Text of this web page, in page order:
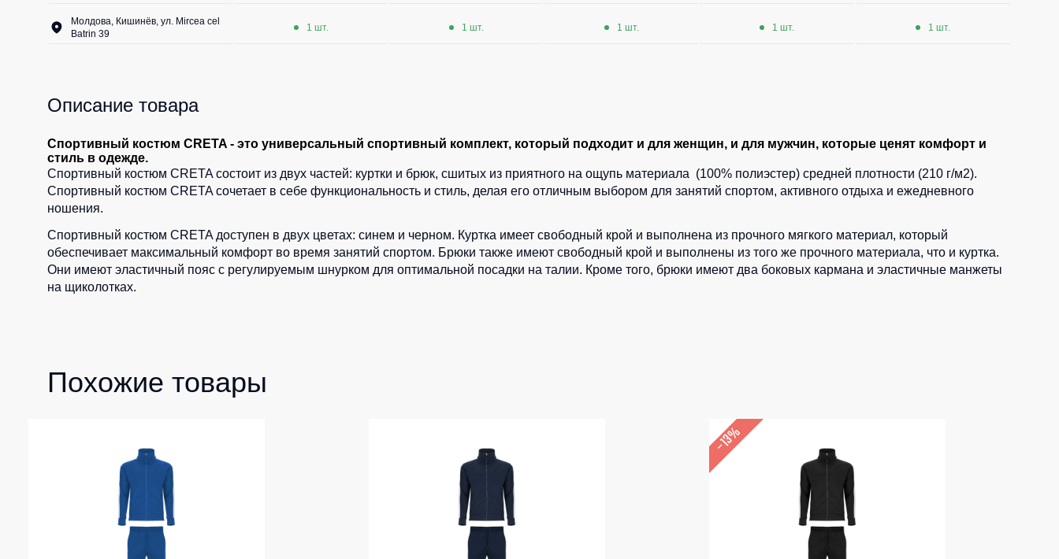
Молдова, Кишинёв, ул. Mircea cel
Batrin 39
1 шт. 1 шт. 1 шт. 1 шт. 1 шт.
Описание товара
Спортивный костюм CRETA - это универсальный спортивный комплект, который подходит и для женщин, и для мужчин, которые ценят комфорт и
стиль в одежде.
Спортивный костюм CRETA состоит из двух частей: куртки и брюк, сшитых из приятного на ощупь материала (100% полиэстер) средней плотности (210 г/м2).
Спортивный костюм CRETA сочетает в себе функциональность и стиль, делая его отличным выбором для занятий спортом, активного отдыха и ежедневного
ношения.
Спортивный костюм CRETA доступен в двух цветах: синем и черном. Куртка имеет свободный крой и выполнена из прочного мягкого материал, который
обеспечивает максимальный комфорт во время занятий спортом. Брюки также имеют свободный крой и выполнены из того же прочного материала, что и куртка.
Они имеют эластичный пояс с регулируемым шнурком для оптимальной посадки на талии. Кроме того, брюки имеют два боковых кармана и эластичные манжеты
на щиколотках.
Похожие товары
–13%